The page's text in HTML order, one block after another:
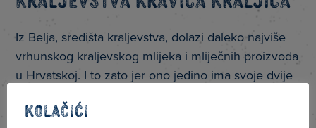
Iz Belja, središta kraljevstva, dolazi daleko najviše
vrhunskog kraljevskog mlijeka i mliječnih proizvoda
u Hrvatskoj. I to zato jer ono jedino ima svoje dvije
Kolačići